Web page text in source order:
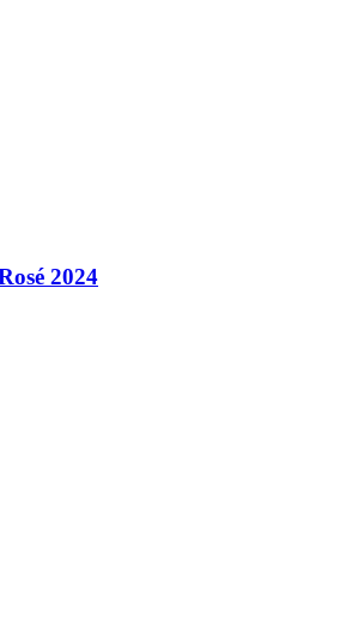
2024